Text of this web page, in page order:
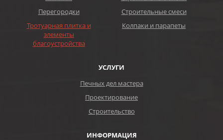
Перегородки
Строительные смеси
Тротуарная плитка и
элементы
благоустройства
Колпаки и парапеты
УСЛУГИ
Печных дел мастера
Проектирование
Строительство
ИНФОРМАЦИЯ